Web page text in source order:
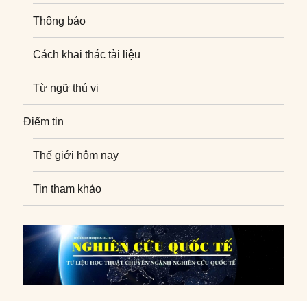
Thông báo
Cách khai thác tài liệu
Từ ngữ thú vị
Điểm tin
Thế giới hôm nay
Tin tham khảo